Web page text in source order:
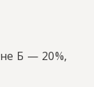
Б — 20%,